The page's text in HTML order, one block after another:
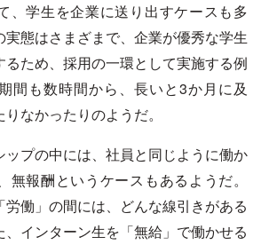
、学生を企業に送り出すケースも多
実態はさまざまで、企業が優秀な学生
るため、採用の一環として実施する例
間も数時間から、長いと3か月に及
なかったりのようだ。
ップの中には、社員と同じように働か
無報酬というケースもあるようだ。
労働」の間には、どんな線引きがある
インターン生を「無給」で働かせる